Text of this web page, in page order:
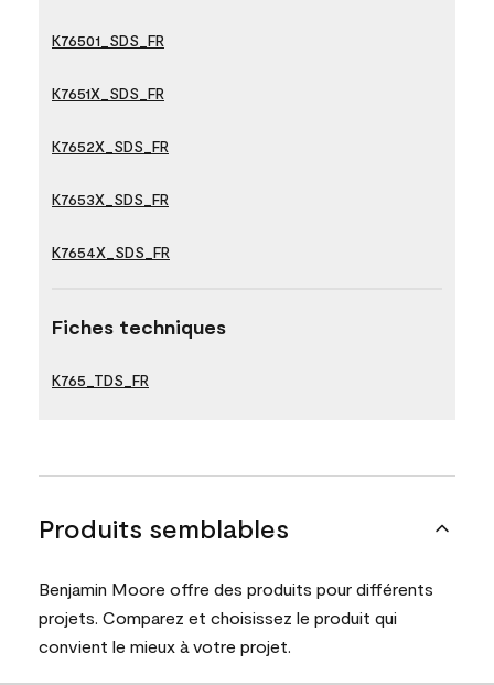
K76501_SDS_FR
K7651X_SDS_FR
K7652X_SDS_FR
K7653X_SDS_FR
K7654X_SDS_FR
Fiches techniques
K765_TDS_FR
Produits semblables
Benjamin Moore offre des produits pour différents
projets. Comparez et choisissez le produit qui
convient le mieux à votre projet.